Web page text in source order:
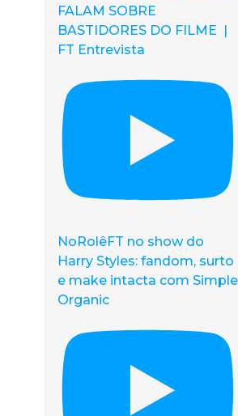
FALAM SOBRE
BASTIDORES DO FILME |
FT Entrevista
NoRolêFT no show do
Harry Styles: fandom, surto
e make intacta com Simple
Organic